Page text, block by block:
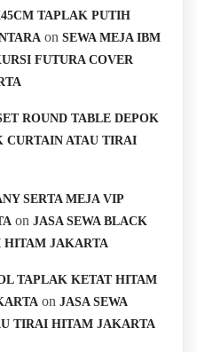
TAPLAK PUTIH
on SEWA MEJA IBM
FUTURA COVER
ROUND TABLE DEPOK
CURTAIN ATAU TIRAI
SERTA MEJA VIP
on JASA SEWA BLACK
HITAM JAKARTA
TAPLAK KETAT HITAM
on JASA SEWA
TIRAI HITAM JAKARTA